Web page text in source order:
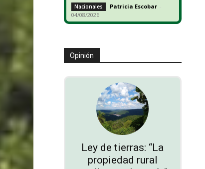
Nacionales Patricia Escobar -
04/08/2026
Opinión
Ley de tierras: “La
propiedad rural